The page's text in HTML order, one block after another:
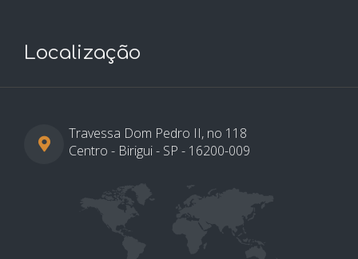
Localização
Travessa Dom Pedro II, no 118
Centro - Birigui - SP - 16200-009